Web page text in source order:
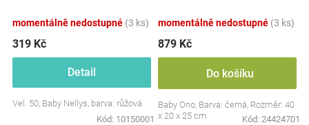
Little Star
momentálně nedostupné (3 ks)
319 Kč
Detail
Vel. 50, Baby Nellys, barva: růžová
Kód: 10150001
momentálně nedostupné (3 ks)
879 Kč
Do košíku
Baby Ono, Barva: černá, Rozměr: 40
x 20 x 25 cm
Kód: 24424701